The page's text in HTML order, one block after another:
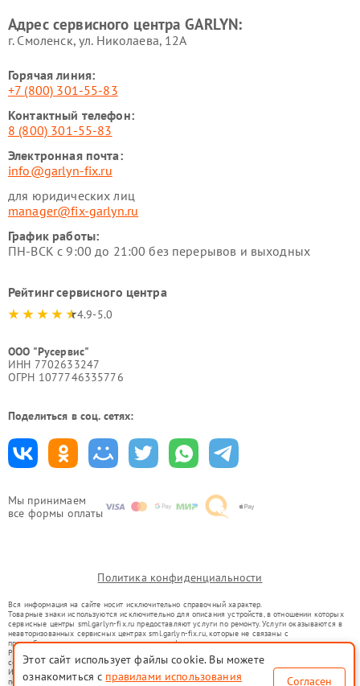
Мы принимаем
все формы оплаты
GARLYN
Адрес сервисного центра GARLYN:
г. Смоленск, ул. Николаева, 12А
Горячая линия:
+7 (800) 301-55-83
Контактный телефон:
8 (800) 301-55-83
Электронная почта:
info@garlyn-fix.ru
для юридических лиц
manager@fix-garlyn.ru
График работы:
ПН-ВСК с 9:00 до 21:00 без перерывов и выходных
Рейтинг сервисного центра
4.9-5.0
ООО "Русервис"
ИНН 7702633247
ОГРН 1077746335776
Поделиться в соц. сетях:
Политика конфиденциальности
Вся информация на сайте носит исключительно справочный характер.
Товарные знаки используются исключительно для описания устройств, в отношении которых
сервисные центры sml.garlyn-fix.ru предоставляют услуги по ремонту. Услуги оказываются в
неавторизованных сервисных центрах sml.garlyn-fix.ru, которые не связаны с
правообладателями товарных знаков или их официальными представителями.
Ремонт осуществляется для устройств, уже введенных в гражданский оборот в соответствии
со статьей 1487 ГК РФ.
Использование товарных знаков не преследует цели индивидуализации услуг или введения
потребителей в заблуждение, а служит для информирования о предоставляемых услугах по
Этот сайт использует файлы cookie. Вы можете
ознакомиться с правилами использования Согласен